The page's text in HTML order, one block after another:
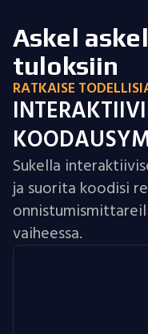
Askel
tuloksiin
RATKAISE
Sukella
ja suorita koodisi
vaiheessa.